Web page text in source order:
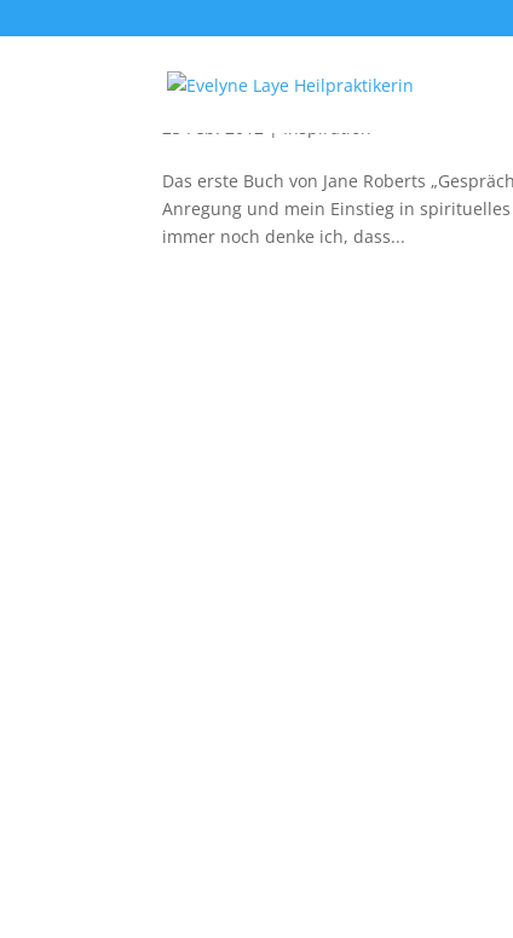
Die Seth Bücher
25 Feb. 2012 | Inspiration
Das erste Buch von Jane Roberts
Anregung und mein Einstieg in
immer noch denke ich, dass...